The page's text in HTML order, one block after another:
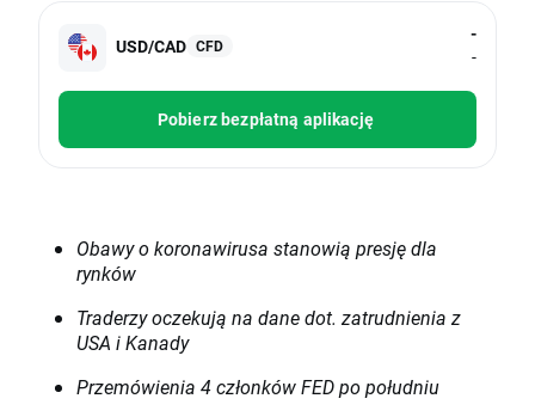
USD/CAD CFD
-
-
Pobierz bezpłatną aplikację
Obawy o koronawirusa stanowią presję dla
rynków
Traderzy oczekują na dane dot. zatrudnienia z
USA i Kanady
Przemówienia 4 członków FED po południu